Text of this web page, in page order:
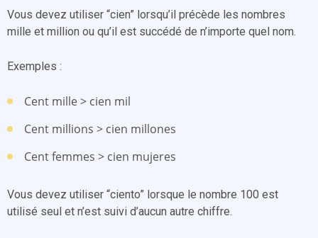
Vous devez utiliser “cien” lorsqu’il précède les nombres
mille et million ou qu’il est succédé de n’importe quel nom.
Exemples :
Cent mille > cien mil
Cent millions > cien millones
Cent femmes > cien mujeres
Vous devez utiliser “ciento” lorsque le nombre 100 est
utilisé seul et n’est suivi d’aucun autre chiffre.